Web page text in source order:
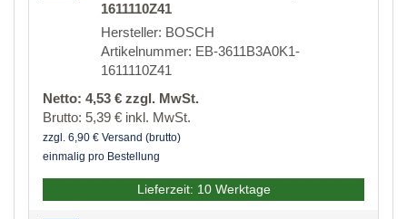
1611110Z41
Hersteller: BOSCH
Artikelnummer: EB-3611B3A0K1-
1611110Z41
Netto: 4,53 € zzgl. MwSt.
Brutto: 5,39 € inkl. MwSt.
zzgl. 6,90 € Versand (brutto)
einmalig pro Bestellung
Lieferzeit: 10 Werktage